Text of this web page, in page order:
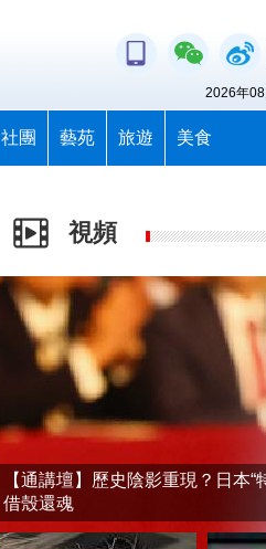
社團 藝苑 旅遊 美食
2026年
視頻
【通講壇】歷史陰影重現？日本“
借殼還魂